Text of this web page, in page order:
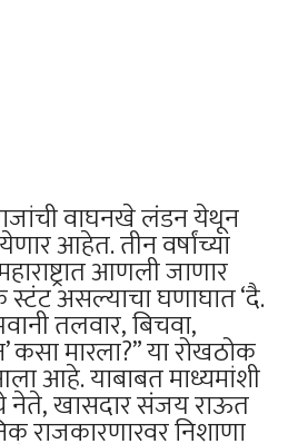
वाघनखे लंडन येथून
आहेत. तीन वर्षांच्या
आणली जाणार
स्टंट असल्याचा घणाघात ‘दै.
तलवार, बिचवा,
मारला?” या रोखठोक
आहे. याबाबत माध्यमांशी
नेते, खासदार संजय राऊत
राजकारणारवर निशाणा